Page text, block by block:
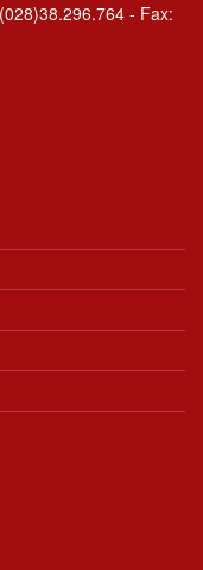
- Fax: